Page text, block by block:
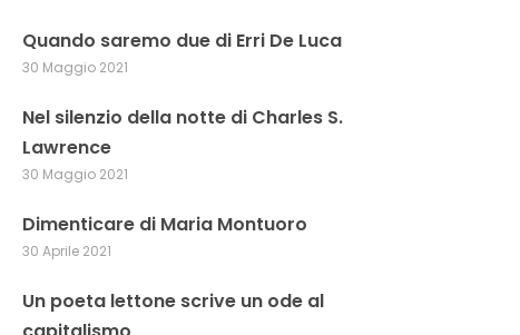
Quando saremo due di Erri De Luca
30 Maggio 2021
Nel silenzio della notte di Charles S.
Lawrence
30 Maggio 2021
Dimenticare di Maria Montuoro
30 Aprile 2021
Un poeta lettone scrive un ode al